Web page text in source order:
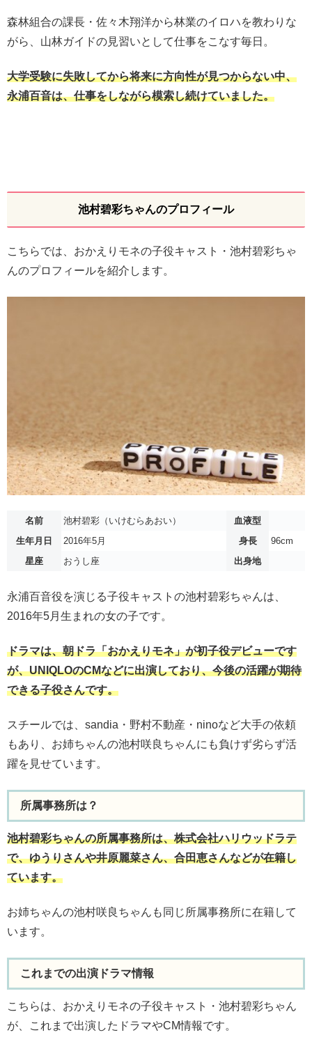
森林組合の課長・佐々木翔洋から林業のイロハを教わりな
がら、山林ガイドの見習いとして仕事をこなす毎日。
大学受験に失敗してから将来に方向性が見つからない中、
永浦百音は、仕事をしながら模索し続けていました。
池村碧彩ちゃんのプロフィール
こちらでは、おかえりモネの子役キャスト・池村碧彩ちゃ
んのプロフィールを紹介します。
名前 池村碧彩（いけむらあおい）
血液型
生年月日
2016年5月 身長
96cm
星座
おうし座 出身地
永浦百音役を演じる子役キャストの池村碧彩ちゃんは、
2016年5月生まれの女の子です。
ドラマは、朝ドラ「おかえりモネ」が初子役デビューです
が、UNIQLOのCMなどに出演しており、今後の活躍が期待
できる子役さんです。
スチールでは、sandia・野村不動産・ninoなど大手の依頼
もあり、お姉ちゃんの池村咲良ちゃんにも負けず劣らず活
躍を見せています。
所属事務所は？
池村碧彩ちゃんの所属事務所は、株式会社ハリウッドラテ
で、ゆうりさんや井原麗菜さん、合田恵さんなどが在籍し
ています。
お姉ちゃんの池村咲良ちゃんも同じ所属事務所に在籍して
います。
これまでの出演ドラマ情報
こちらは、おかえりモネの子役キャスト・池村碧彩ちゃん
が、これまで出演したドラマやCM情報です。